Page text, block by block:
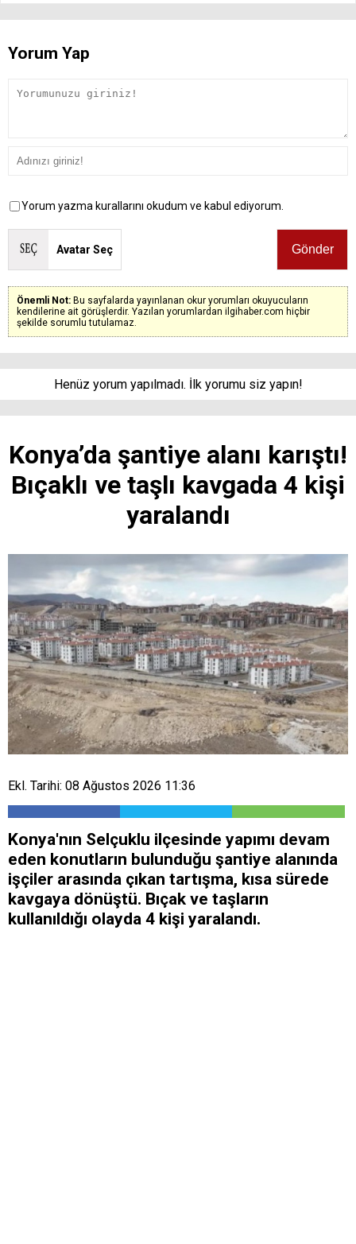
Yorum Yap
Yorum yazma kurallarını okudum ve kabul ediyorum.
Avatar Seç
Önemli Not: Bu sayfalarda yayınlanan okur yorumları okuyucuların
kendilerine ait görüşlerdir. Yazılan yorumlardan ilgihaber.com hiçbir
şekilde sorumlu tutulamaz.
Henüz yorum yapılmadı. İlk yorumu siz yapın!
Konya’da şantiye alanı karıştı!
Bıçaklı ve taşlı kavgada 4 kişi
yaralandı
Ekl. Tarihi: 08 Ağustos 2026 11:36
Konya'nın Selçuklu ilçesinde yapımı devam
eden konutların bulunduğu şantiye alanında
işçiler arasında çıkan tartışma, kısa sürede
kavgaya dönüştü. Bıçak ve taşların
kullanıldığı olayda 4 kişi yaralandı.